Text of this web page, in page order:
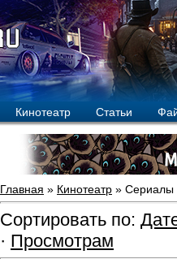
Кинотеатр Статьи
Главная » Кинотеатр » Сериалы
Сортировать по:
· Просмотрам